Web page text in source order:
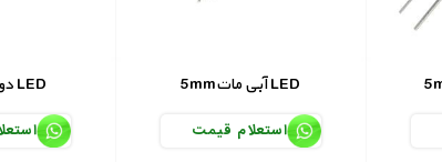
5mmآبی مات LED
استعلام قیمت
5mmدو رنگ LED